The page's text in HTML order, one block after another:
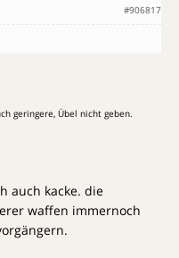
#906817
geringere, Übel nicht geben.
auch kacke. die
waffen immernoch